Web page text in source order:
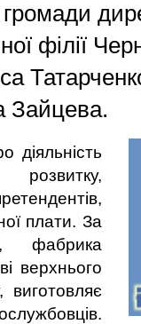
філії
Зайцева.
діяльність
розвитку,
плати. За
фабрика
верхнього
виготовляє